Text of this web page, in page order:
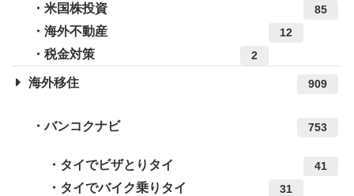
米国株投資 85
海外不動産 12
税金対策 2
海外移住 909
バンコクナビ 753
タイでビザとりタイ 41
タイでバイク乗りタイ 31